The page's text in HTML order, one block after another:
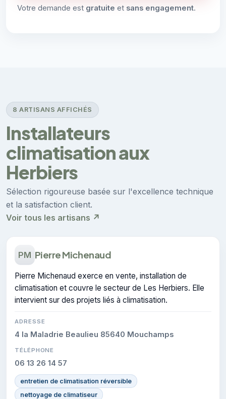
Votre demande est gratuite et sans engagement.
8 ARTISANS AFFICHÉS
Installateurs
climatisation aux
Herbiers
Sélection rigoureuse basée sur l'excellence technique
et la satisfaction client.
Voir tous les artisans ↗
PM Pierre Michenaud
Pierre Michenaud exerce en vente, installation de
climatisation et couvre le secteur de Les Herbiers. Elle
intervient sur des projets liés à climatisation.
ADRESSE
4 la Maladrie Beaulieu 85640 Mouchamps
TÉLÉPHONE
06 13 26 14 57
entretien de climatisation réversible
nettoyage de climatiseur